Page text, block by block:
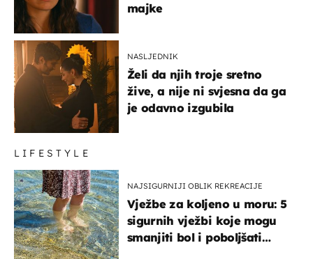
majke
NASLJEDNIK
Želi da njih troje sretno
žive, a nije ni svjesna da ga
je odavno izgubila
LIFESTYLE
NAJSIGURNIJI OBLIK REKREACIJE
Vježbe za koljeno u moru: 5
sigurnih vježbi koje mogu
smanjiti bol i poboljšati